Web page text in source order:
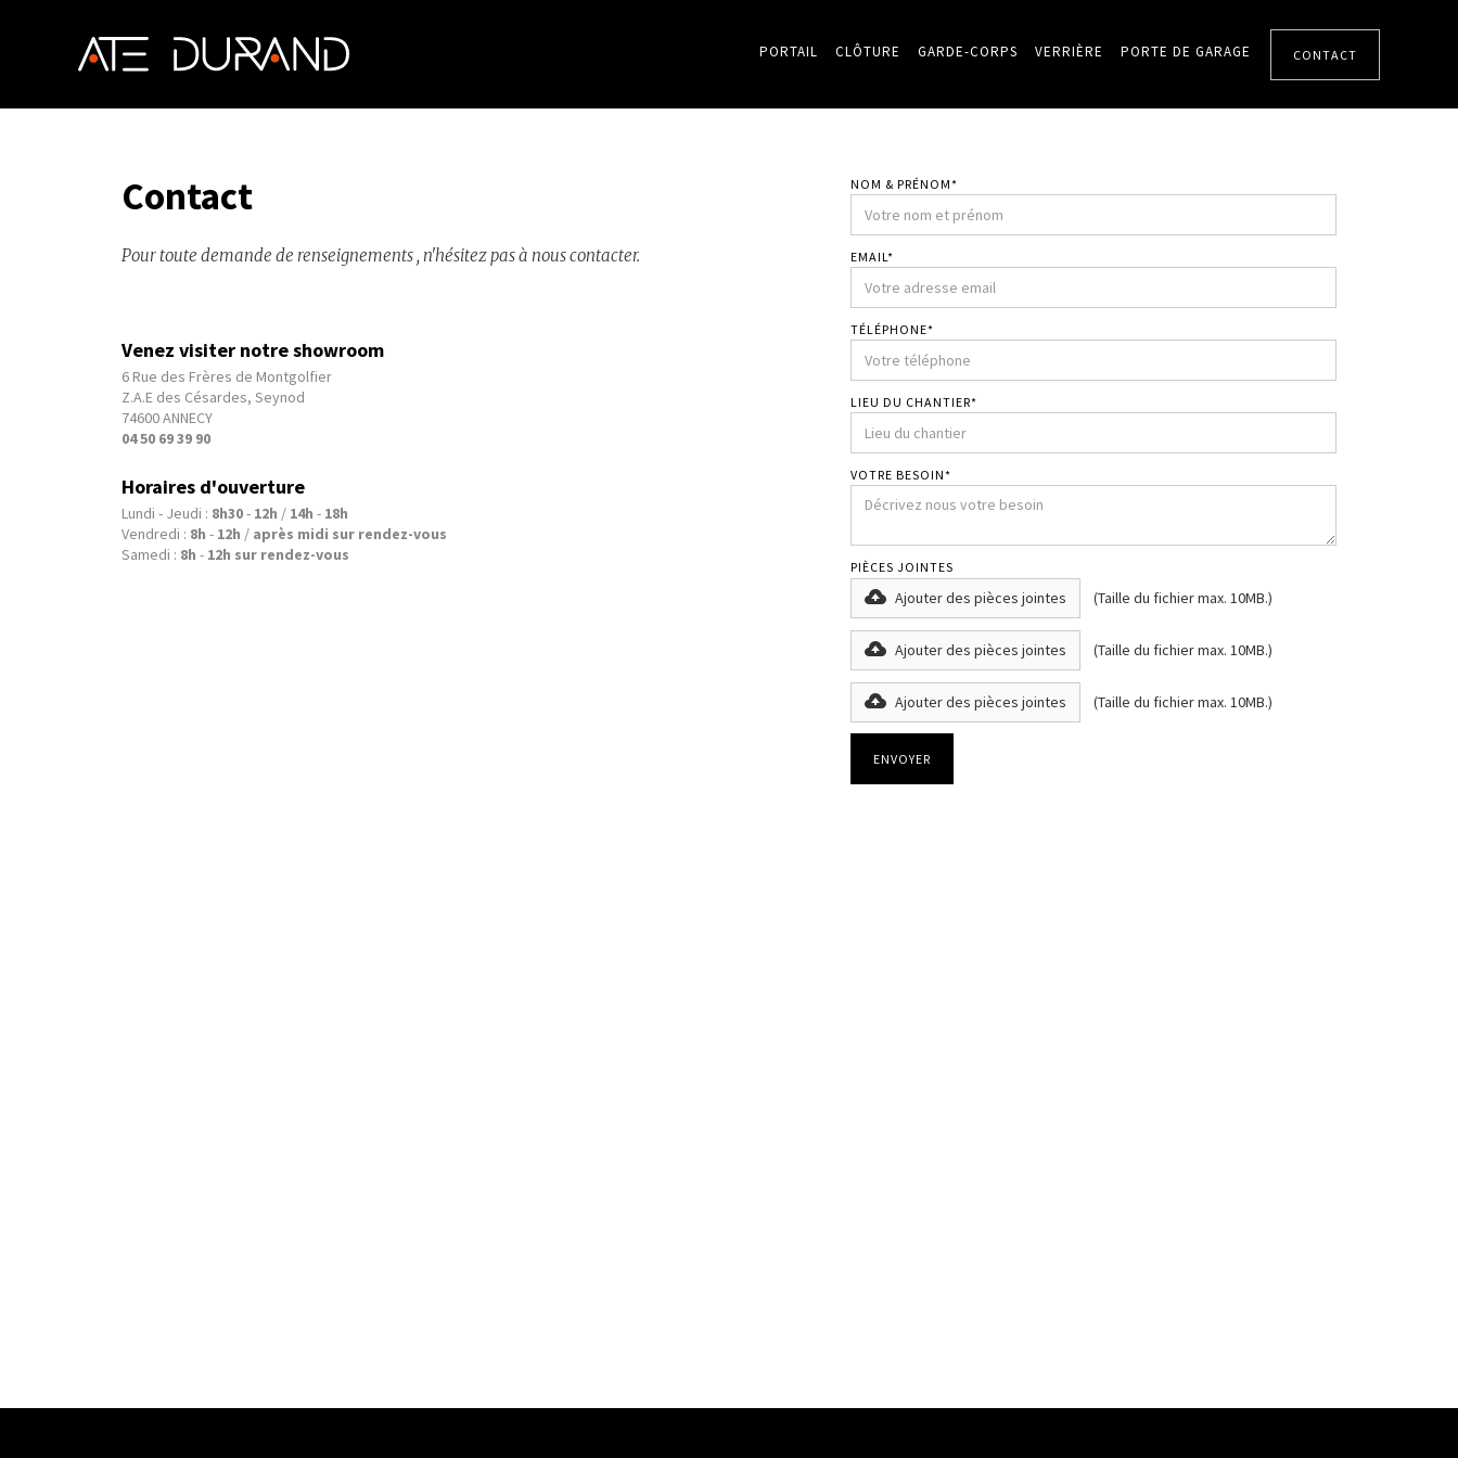
PORTAIL CLÔTURE GARDE-CORPS VERRIÈRE PORTE DE GARAGE CONTACT
Contact
Pour toute demande de renseignements , n'hésitez pas à nous contacter.
Venez visiter notre showroom
6 Rue des Frères de Montgolfier
Z.A.E des Césardes, Seynod
74600 ANNECY
04 50 69 39 90
Horaires d'ouverture
Lundi - Jeudi : 8h30- 12h / 14h - 18h
Vendredi : 8h - 12h / après midi sur rendez-vous
Samedi : 8h - 12h sur rendez-vous
NOM & PRÉNOM*
EMAIL*
TÉLÉPHONE*
LIEU DU CHANTIER*
VOTRE BESOIN*
PIÈCES JOINTES
Ajouter des pièces jointes (Taille du fichier max. 10MB.)
Ajouter des pièces jointes (Taille du fichier max. 10MB.)
Ajouter des pièces jointes (Taille du fichier max. 10MB.)